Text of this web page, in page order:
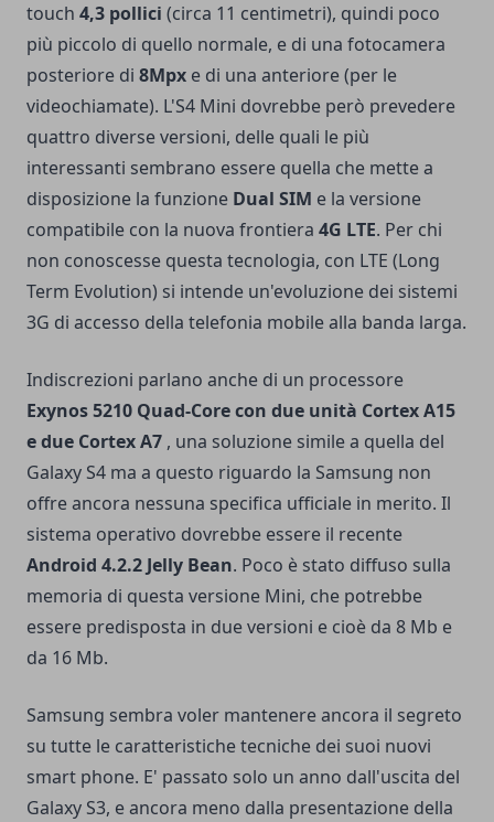
touch 4,3 pollici (circa 11 centimetri), quindi poco
più piccolo di quello normale, e di una fotocamera
posteriore di 8Mpx e di una anteriore (per le
videochiamate). L'S4 Mini dovrebbe però prevedere
quattro diverse versioni, delle quali le più
interessanti sembrano essere quella che mette a
disposizione la funzione Dual SIM e la versione
compatibile con la nuova frontiera 4G LTE. Per chi
non conoscesse questa tecnologia, con LTE (Long
Term Evolution) si intende un'evoluzione dei sistemi
3G di accesso della telefonia mobile alla banda larga.
Indiscrezioni parlano anche di un processore
Exynos 5210 Quad-Core con due unità Cortex A15
e due Cortex A7 , una soluzione simile a quella del
Galaxy S4 ma a questo riguardo la Samsung non
offre ancora nessuna specifica ufficiale in merito. Il
sistema operativo dovrebbe essere il recente
Android 4.2.2 Jelly Bean. Poco è stato diffuso sulla
memoria di questa versione Mini, che potrebbe
essere predisposta in due versioni e cioè da 8 Mb e
da 16 Mb.
Samsung sembra voler mantenere ancora il segreto
su tutte le caratteristiche tecniche dei suoi nuovi
smart phone. E' passato solo un anno dall'uscita del
Galaxy S3, e ancora meno dalla presentazione della